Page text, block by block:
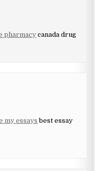
pharmacycanada drug
my essays best essay